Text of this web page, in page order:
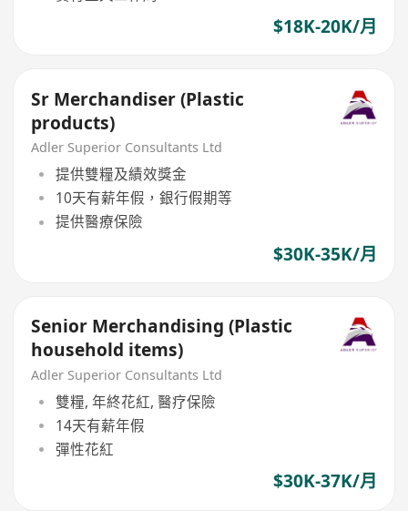
$18K-20K/月
Sr Merchandiser (Plastic
products)
Adler Superior Consultants Ltd
提供雙糧及績效獎金
10天有薪年假，銀行假期等
提供醫療保險
$30K-35K/月
Senior Merchandising (Plastic
household items)
Adler Superior Consultants Ltd
雙糧, 年終花紅, 醫疗保險
14天有薪年假
彈性花紅
$30K-37K/月